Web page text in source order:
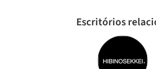
Escritórios